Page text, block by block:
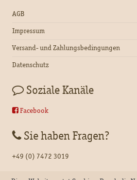
AGB
Impressum
Versand- und Zahlungsbedingungen
Datenschutz
Soziale Kanäle
Facebook
Sie haben Fragen?
+49 (0) 7472 3019